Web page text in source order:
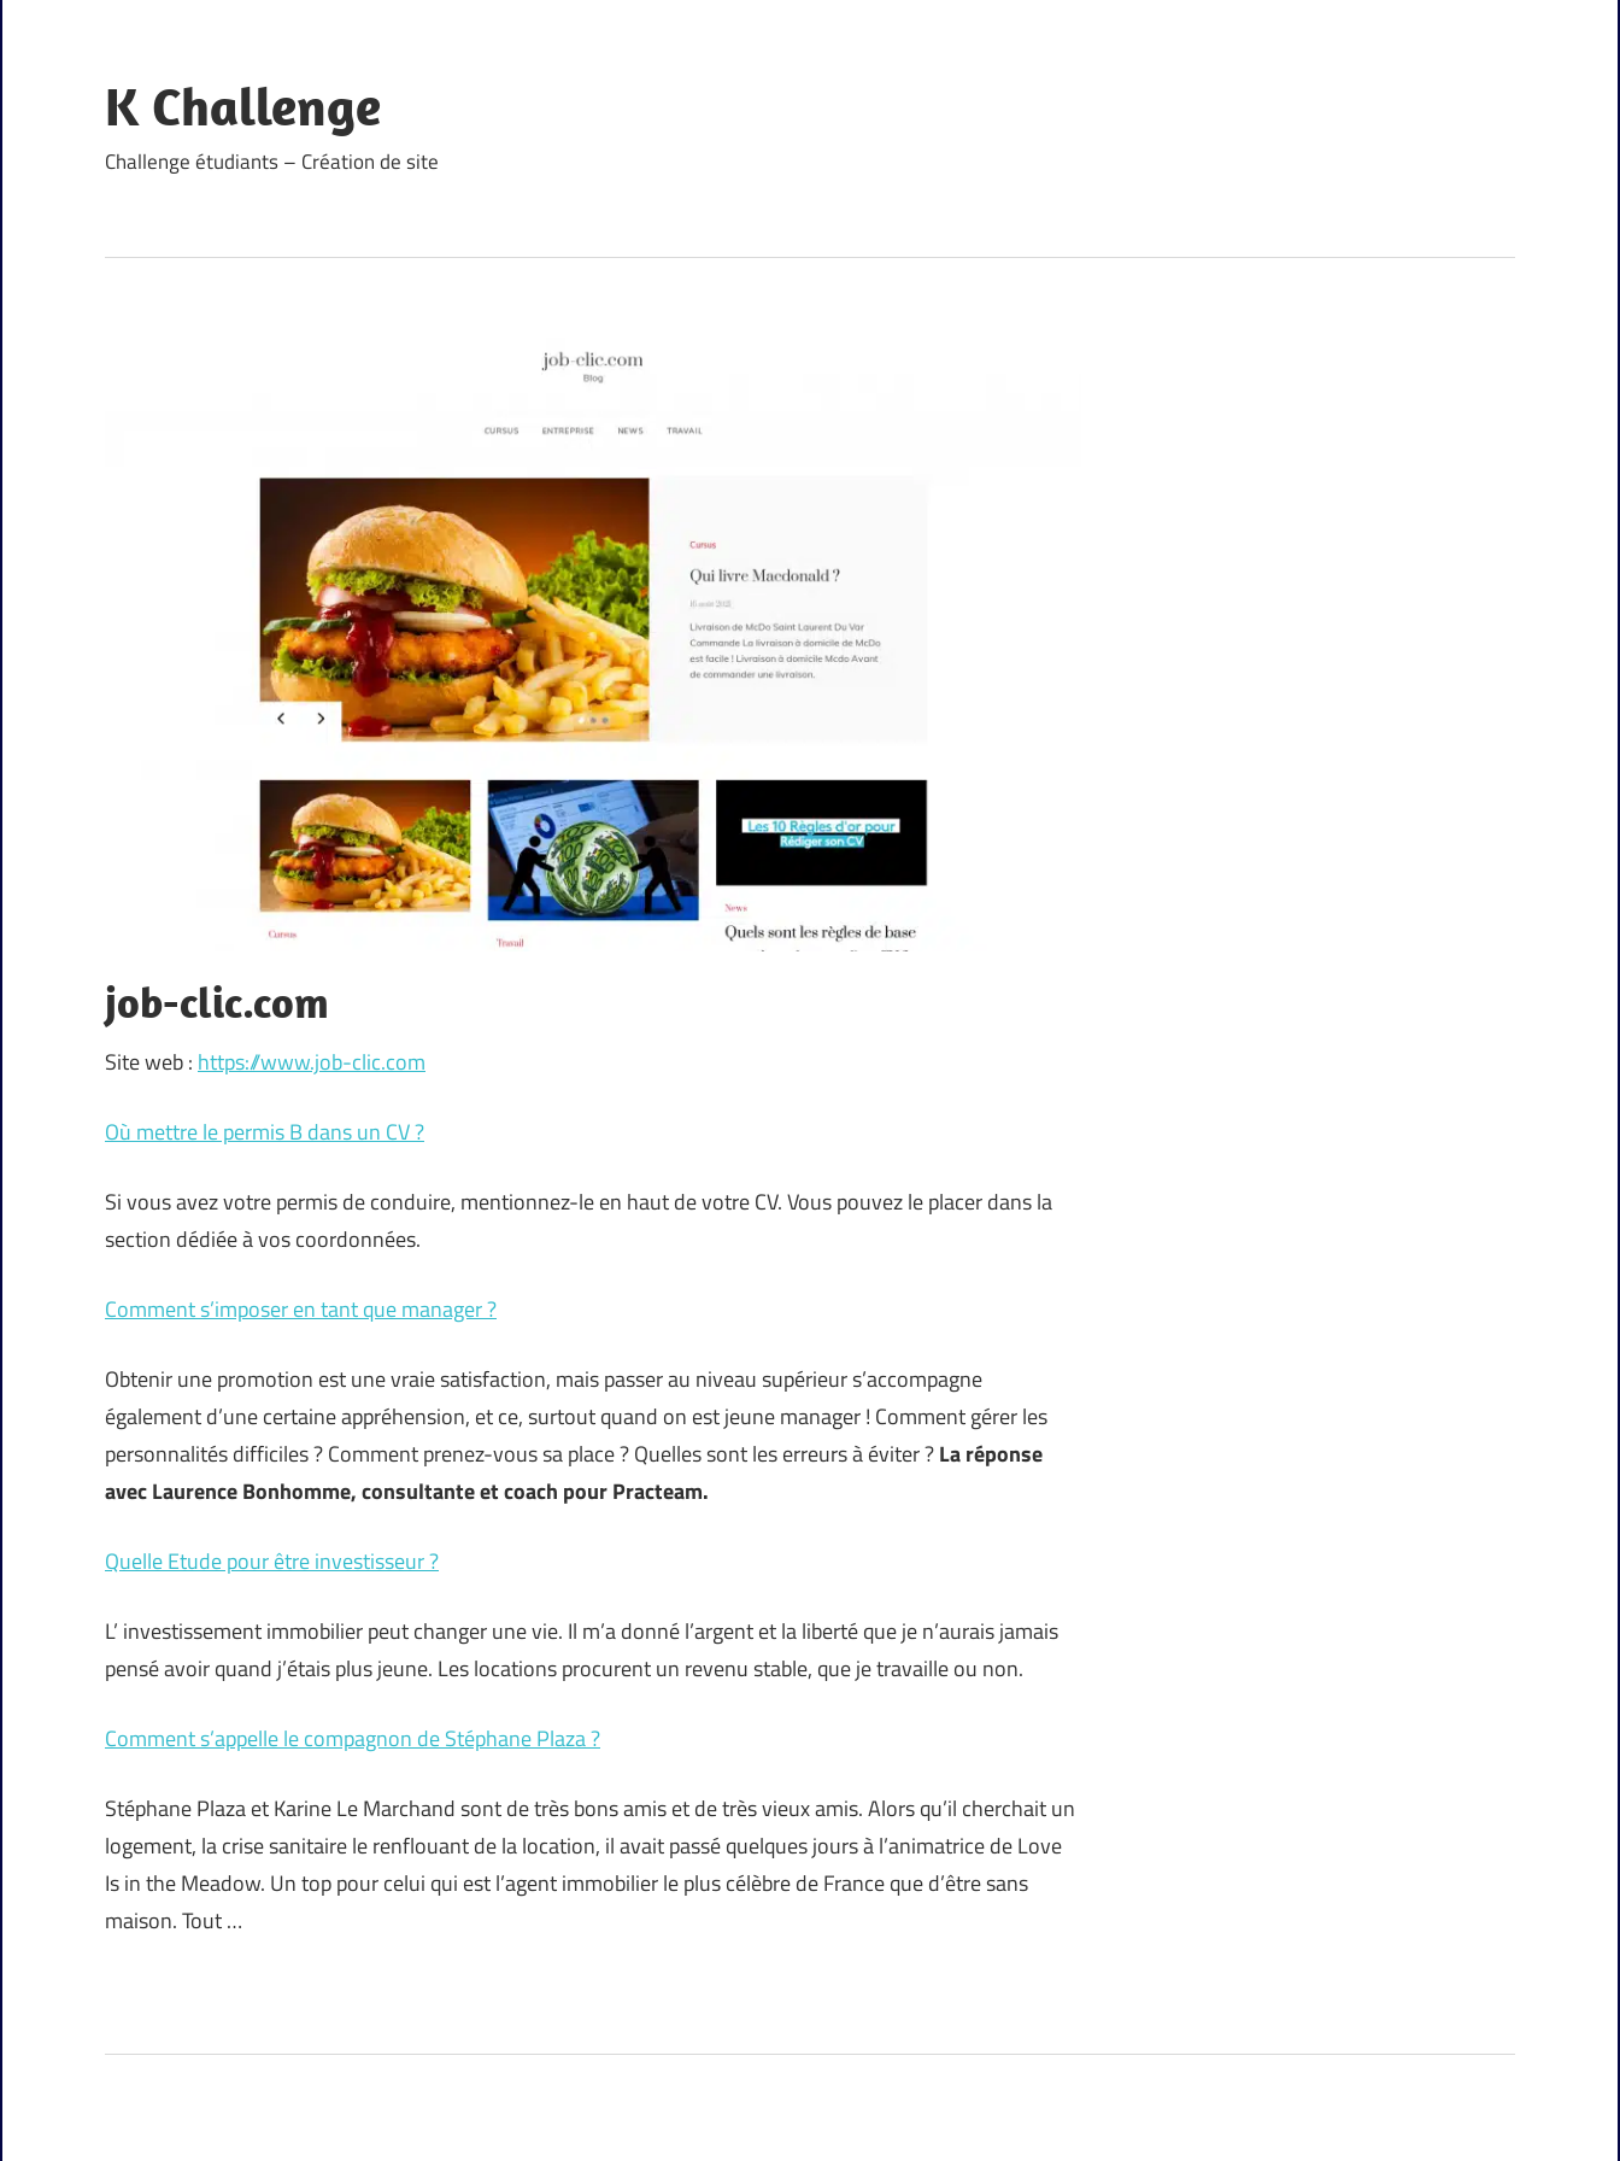
content
K Challenge
Challenge étudiants – Création de site
job-clic.com
Site web : https://www.job-clic.com
Où mettre le permis B dans un CV ?
Si vous avez votre permis de conduire, mentionnez-le en haut de votre CV. Vous pouvez le placer dans la
section dédiée à vos coordonnées.
Comment s’imposer en tant que manager ?
Obtenir une promotion est une vraie satisfaction, mais passer au niveau supérieur s’accompagne
également d’une certaine appréhension, et ce, surtout quand on est jeune manager ! Comment gérer les
personnalités difficiles ? Comment prenez-vous sa place ? Quelles sont les erreurs à éviter ?La réponse
avec Laurence Bonhomme, consultante et coach pour Practeam.
Quelle Etude pour être investisseur ?
L’ investissement immobilier peut changer une vie. Il m’a donné l’argent et la liberté que je n’aurais jamais
pensé avoir quand j’étais plus jeune. Les locations procurent un revenu stable, que je travaille ou non.
Comment s’appelle le compagnon de Stéphane Plaza ?
Stéphane Plaza et Karine Le Marchand sont de très bons amis et de très vieux amis. Alors qu’il cherchait un
logement, la crise sanitaire le renflouant de la location, il avait passé quelques jours à l’animatrice de Love
Is in the Meadow. Un top pour celui qui est l’agent immobilier le plus célèbre de France que d’être sans
maison. Tout …